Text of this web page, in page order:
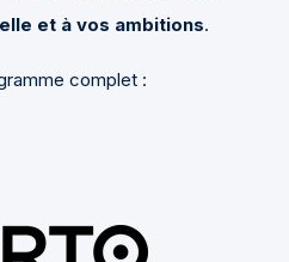
et à vos ambitions.
complet :